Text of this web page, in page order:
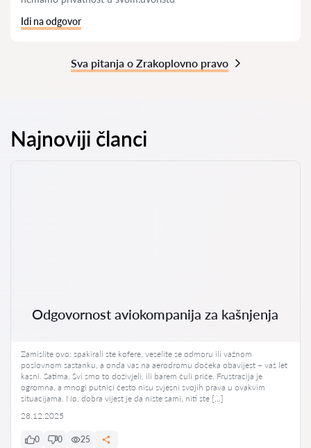
Idi na odgovor
Sva pitanja o Zrakoplovno pravo
Najnoviji članci
Odgovornost aviokompanija za kašnjenja
Zamislite ovo: spakirali ste kofere, veselite se odmoru ili važnom
poslovnom sastanku, a onda vas na aerodromu dočeka obavijest – vaš let
kasni. Satima. Svi smo to doživjeli, ili barem čuli priče. Frustracija je
ogromna, a mnogi putnici često nisu svjesni svojih prava u ovakvim
situacijama. No, dobra vijest je da niste sami, niti ste […]
28.12.2025
0 0 25